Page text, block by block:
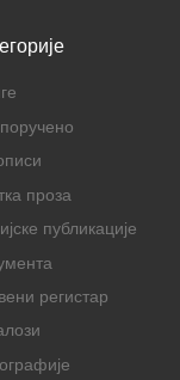
проза
публикације
регистар